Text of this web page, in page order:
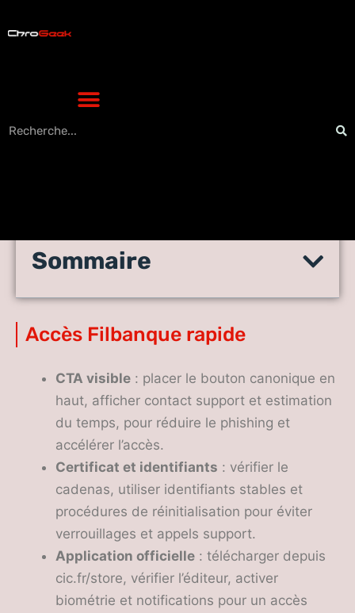
simple pour se connecter ?
Sommaire
Accès Filbanque rapide
CTA visible : placer le bouton canonique en
haut, afficher contact support et estimation
du temps, pour réduire le phishing et
accélérer l’accès.
Certificat et identifiants : vérifier le
cadenas, utiliser identifiants stables et
procédures de réinitialisation pour éviter
verrouillages et appels support.
Application officielle : télécharger depuis
cic.fr/store, vérifier l’éditeur, activer
biométrie et notifications pour un accès